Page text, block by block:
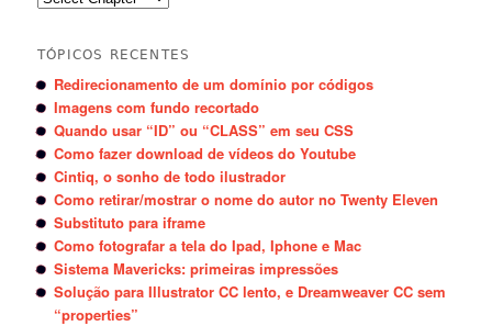
TÓPICOS RECENTES
Redirecionamento de um domínio por códigos
Imagens com fundo recortado
Quando usar “ID” ou “CLASS” em seu CSS
Como fazer download de vídeos do Youtube
Cintiq, o sonho de todo ilustrador
Como retirar/mostrar o nome do autor no Twenty Eleven
Substituto para iframe
Como fotografar a tela do Ipad, Iphone e Mac
Sistema Mavericks: primeiras impressões
Solução para Illustrator CC lento, e Dreamweaver CC sem
“properties”